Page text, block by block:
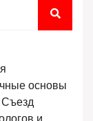
основы